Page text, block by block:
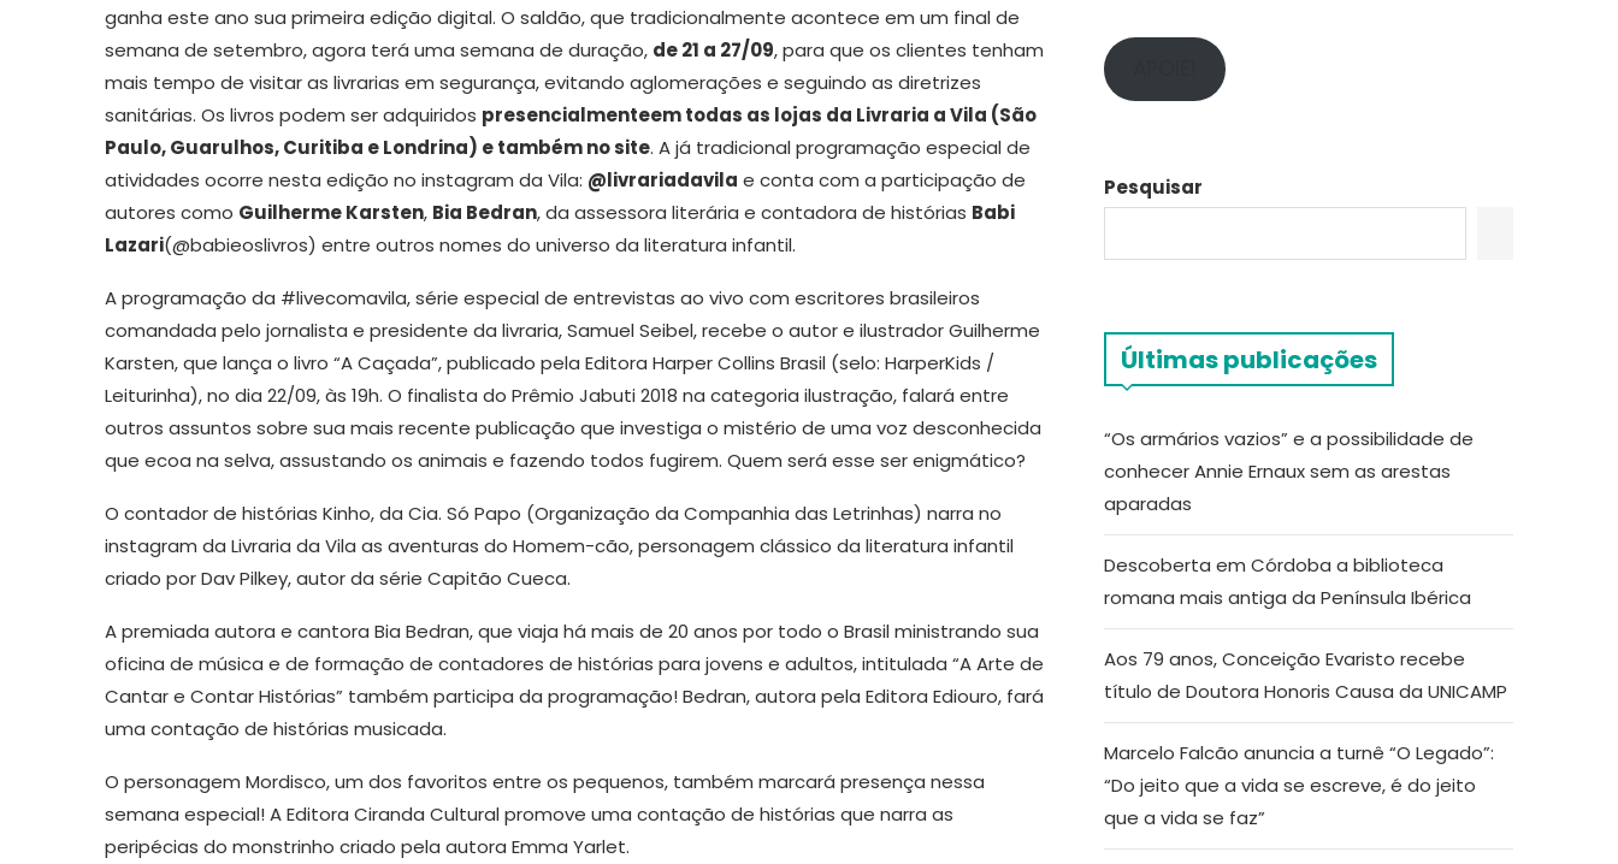
ganha este ano sua primeira edição digital. O saldão, que tradicionalmente acontece em um final de
semana de setembro, agora terá uma semana de duração, de 21 a 27/09, para que os clientes tenham
mais tempo de visitar as livrarias em segurança, evitando aglomerações e seguindo as diretrizes
sanitárias. Os livros podem ser adquiridos presencialmenteem todas as lojas da Livraria a Vila (São
Paulo, Guarulhos, Curitiba e Londrina) e também no site. A já tradicional programação especial de
atividades ocorre nesta edição no instagram da Vila: @livrariadavila e conta com a participação de
autores como Guilherme Karsten, Bia Bedran, da assessora literária e contadora de histórias Babi
Lazari(@babieoslivros) entre outros nomes do universo da literatura infantil.
A programação da #livecomavila, série especial de entrevistas ao vivo com escritores brasileiros
comandada pelo jornalista e presidente da livraria, Samuel Seibel, recebe o autor e ilustrador Guilherme
Karsten, que lança o livro “A Caçada”, publicado pela Editora Harper Collins Brasil (selo: HarperKids /
Leiturinha), no dia 22/09, às 19h. O finalista do Prêmio Jabuti 2018 na categoria ilustração, falará entre
outros assuntos sobre sua mais recente publicação que investiga o mistério de uma voz desconhecida
que ecoa na selva, assustando os animais e fazendo todos fugirem. Quem será esse ser enigmático?
O contador de histórias Kinho, da Cia. Só Papo (Organização da Companhia das Letrinhas) narra no
instagram da Livraria da Vila as aventuras do Homem-cão, personagem clássico da literatura infantil
criado por Dav Pilkey, autor da série Capitão Cueca.
A premiada autora e cantora Bia Bedran, que viaja há mais de 20 anos por todo o Brasil ministrando sua
oficina de música e de formação de contadores de histórias para jovens e adultos, intitulada “A Arte de
Cantar e Contar Histórias” também participa da programação! Bedran, autora pela Editora Ediouro, fará
uma contação de histórias musicada.
O personagem Mordisco, um dos favoritos entre os pequenos, também marcará presença nessa
semana especial! A Editora Ciranda Cultural promove uma contação de histórias que narra as
peripécias do monstrinho criado pela autora Emma Yarlet.
Pesquisar
Últimas publicações
“Os armários vazios” e a possibilidade de
conhecer Annie Ernaux sem as arestas
aparadas
Descoberta em Córdoba a biblioteca
romana mais antiga da Península Ibérica
Aos 79 anos, Conceição Evaristo recebe
título de Doutora Honoris Causa da UNICAMP
Marcelo Falcão anuncia a turnê “O Legado”:
“Do jeito que a vida se escreve, é do jeito
que a vida se faz”